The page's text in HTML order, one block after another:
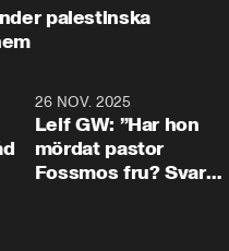
palestinska
26 NOV. 2025
Leif GW: ”Har hon
mördat pastor
Fossmos fru? Svar